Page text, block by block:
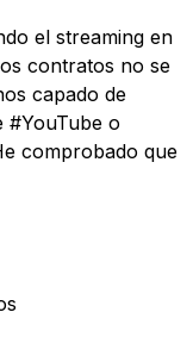
el streaming en
contratos no se
capado de
#YouTube o
comprobado que